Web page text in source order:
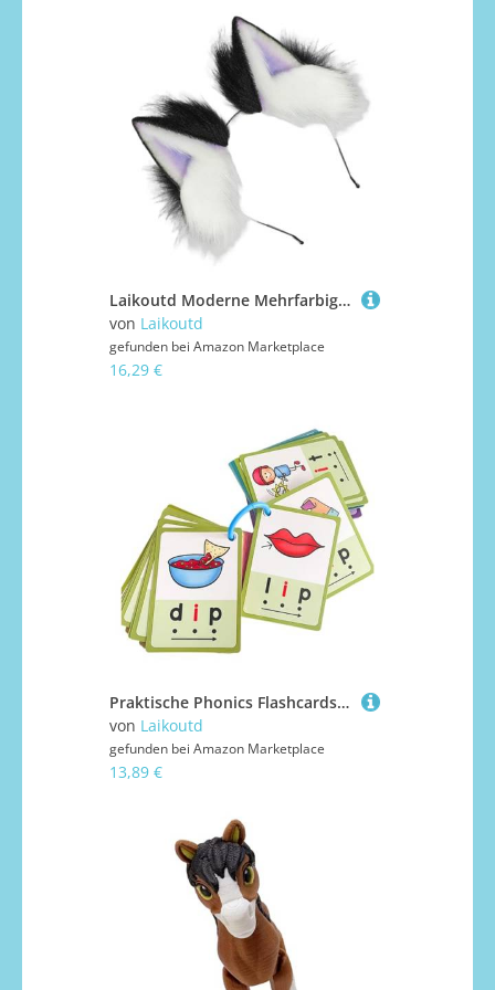
Laikoutd Moderne Mehrfarbige Katzen Ohrstirnbänder Weiche Plüschhaarband Cosplays Haarzubehör Einstellbar Für Frauen Girls Themenpartys Cosplays Stirnbänder Für Frauen
von Laikoutd
gefunden bei Amazon Marketplace
16,29 €
Praktische Phonics Flashcards Bildungsspielzeug Lernen Karten Zu Lesen CVC Für Kinder Erwachsene Phonics Bildungsinstrument CVC Wörter
von Laikoutd
gefunden bei Amazon Marketplace
13,89 €